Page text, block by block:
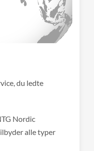
du ledte
Nordic
alle typer